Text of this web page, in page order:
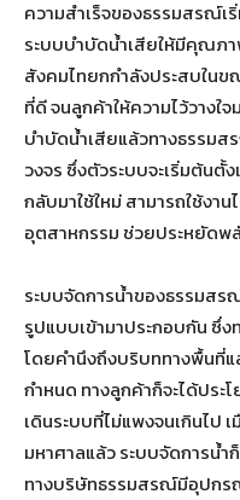
ความสำเร็จของธรรมสรณ์เ
ระบบบำบัดน้ำเสียให้มีคุณภ
สังคมไทยกกำลังประสบใน
ที่ดี จนลูกค้าให้ความไว้วาง
บำบัดน้ำเสียแล้วทางธรรม
วงจร ซึ่งตัวระบบจะเริ่มต้นตั้
กลับมาใช้ใหม่ สามารถใช้งา
อุตสาหกรรม ช่วยประหยัดพ
ระบบจัดการน้ำของธรรมสร
รูปแบบเข้ามาประกอบกัน ซึ่ง
โดยคำนึงถึงบริบททางพื้นที่
กำหนด ทางลูกค้าก็จะได้ประ
เดินระบบที่ไม่แพงจนเกินไป
มหาศาลแล้ว ระบบจัดการน้ำ
ทางบริษัทธรรมสรณ์มีอุปกร